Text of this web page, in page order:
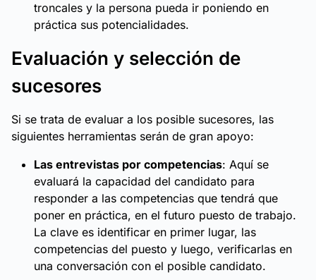
troncales y la persona pueda ir poniendo en
práctica sus potencialidades.
Evaluación y selección de
sucesores
Si se trata de evaluar a los posible sucesores, las
siguientes herramientas serán de gran apoyo:
Las entrevistas por competencias: Aquí se
evaluará la capacidad del candidato para
responder a las competencias que tendrá que
poner en práctica, en el futuro puesto de trabajo.
La clave es identificar en primer lugar, las
competencias del puesto y luego, verificarlas en
una conversación con el posible candidato.